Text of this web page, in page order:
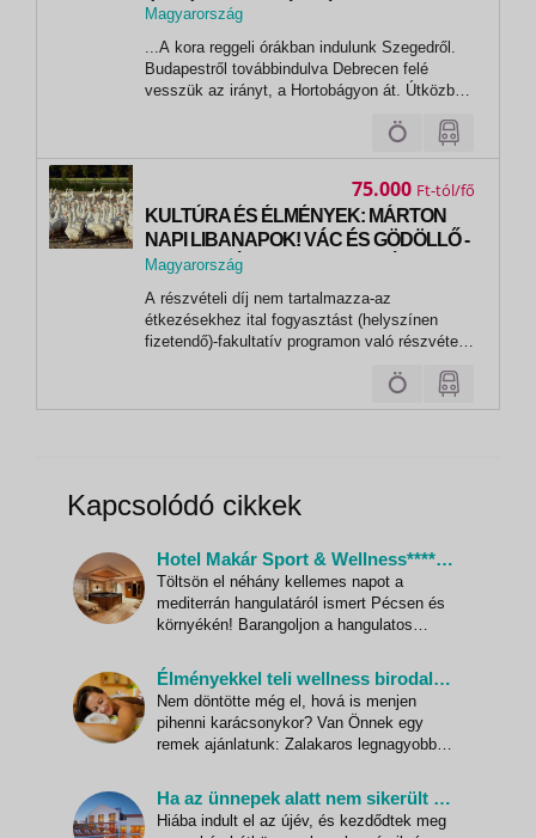
ÉS VÉGTELEN TÁRHÁZA -
Magyarország
Debrecen
...A kora reggeli órákban indulunk Szegedről.
Budapestről továbbin­dulva Debrecen felé
vesszük az irányt, a Hortobágyon át. Útközben
utazunk, gyönyörködünk a páratlan természet
látványában. A Hortobágyi Nemzeti Parkhoz
KULTÚRA ÉS ÉLMÉNYEK: MÁRTON
NAPI LIBANAPOK! VÁC ÉS GÖDÖLLŐ -
KÖRUTAZÁS MAGYARORSZÁGON -
Hagyományos lovasprogramok és
gasztronómia
Magyarország
Vác
A részvételi díj nem tartalmazza-az
étkezésekhez ital fogyasztást (helyszínen
fizetendő)-fakultatív programon való részvételt-
programok költségeit-belépőjegyek és az
audioguide/fülhallgató árát (helyszínen
75.000 Ft
Kapcsolódó cikkek
Hotel Makár Sport & Wellness**** - Kényeztető pihenés a Mecsek oldalában
Töltsön el néhány kellemes napot a
mediterrán hangulatáról ismert Pécsen és
környékén! Barangoljon a hangulatos
izgalmas programok között, majd töltődjön
fel a Hotel Makár Wellness részlegében és
pihenje ki az év fáradalmait! A Mecsek
hegy szomszédságában talá
Élményekkel teli wellness birodalom a Karos Spa-ban!
Nem döntötte még el, hová is menjen
pihenni karácsonykor? Van Önnek egy
remek ajánlatunk: Zalakaros legnagyobb
Superior szobákkal, hatalmas belső
terekkel, édenkerti környezettel várja
vendégeit! Adventi varázslat a Karos Spa-
Ha az ünnepek alatt nem sikerült feltöltődnie…
Hiába indult el az újév, és kezdődtek meg